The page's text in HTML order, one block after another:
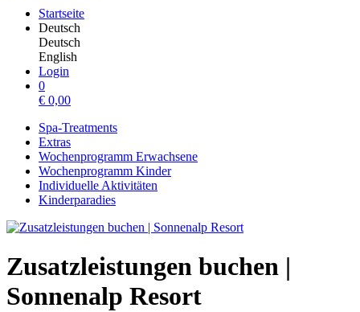
Startseite
Deutsch
Deutsch
English
Login
0
€ 0,00
Spa-Treatments
Extras
Wochenprogramm Erwachsene
Wochenprogramm Kinder
Individuelle Aktivitäten
Kinderparadies
Zusatzleistungen buchen |
Sonnenalp Resort